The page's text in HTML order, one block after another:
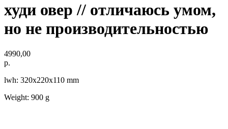
худи овер // отличаюсь умом,
но не производительностью
4990,00
р.
lwh: 320x220x110 mm
Weight: 900 g